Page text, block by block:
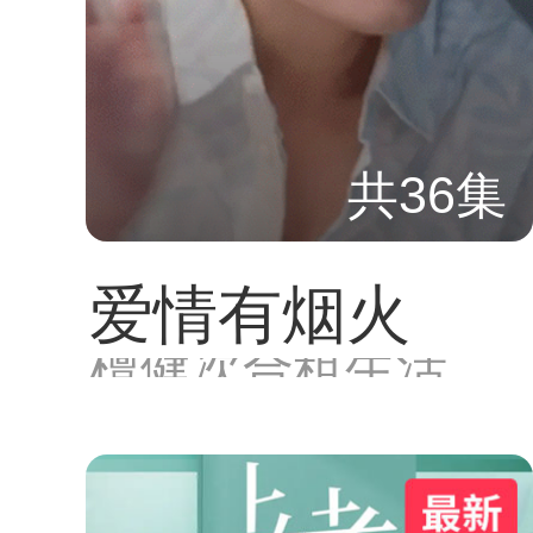
共36集
爱情有烟火
檀健次合租生活